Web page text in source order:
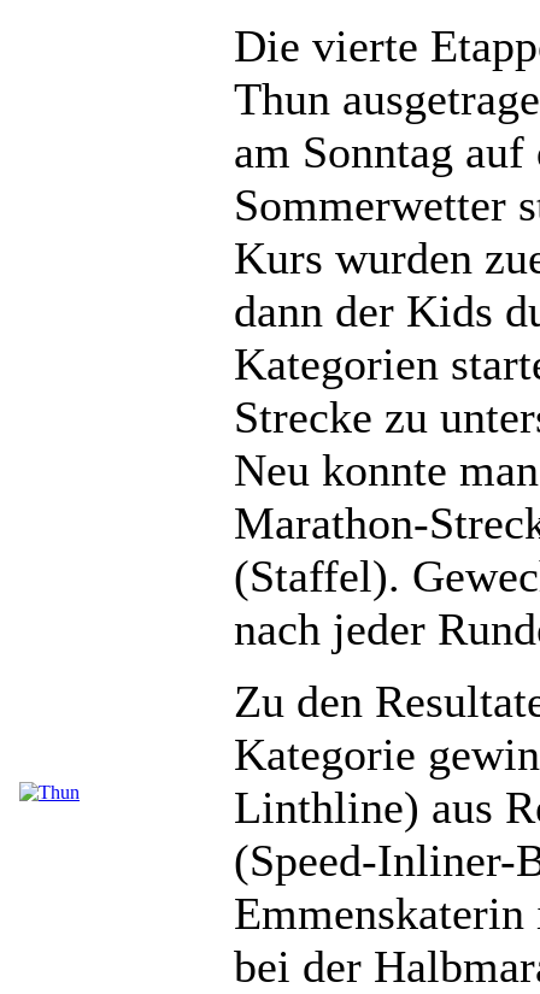
Die vierte
Thun
am Sonntag
Sommerwetter
Kurs wurden
dann der Kids
Kategorien
Strecke zu
Neu konnte
Marathon-
(Staffel).
nach jeder
Zu den
Kategorie
Linthline) aus
(Speed-Inliner-
bei der